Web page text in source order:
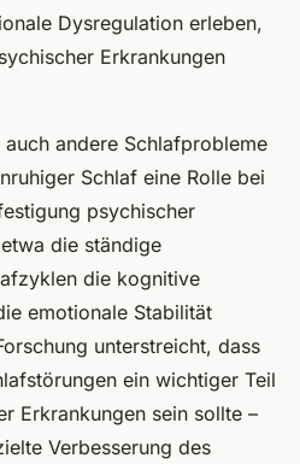
Dysregulation erleben,
Erkrankungen
andere Schlafprobleme
Schlaf eine Rolle bei
psychischer
die ständige
die kognitive
emotionale Stabilität
unterstreicht, dass
ein wichtiger Teil
Erkrankungen sein sollte –
Verbesserung des